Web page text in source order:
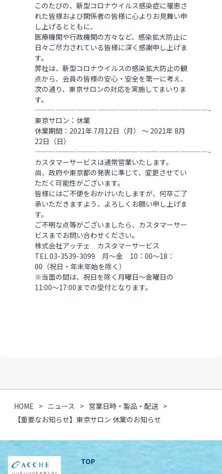
このたびの、新型コロナウイルス感染症に罹患さ
れた皆様および関係者の皆様に心よりお見舞い申
し上げるとともに、
医療機関や行政機関の方々など、感染拡大防止に
日々ご尽力されている皆様に深く感謝申し上げま
す。
弊社は、新型コロナウイルスの感染拡大防止の観
点から、会員の皆様の安心・安全を第一に考え、
次の通り、東京サロンの対応を実施してまいりま
す。
—————————————————————————-
東京サロン：休業
休業期間：2021年 7月12日（月） ～ 2021年 8月
22日（日）
—————————————————————————-
カスタマーサービスは通常営業いたします。
尚、政府や東京都の発表に準じて、変更させてい
ただく可能性がございます。
皆様にはご不便をおかけいたしますが、何卒ご了
承いただきますよう、よろしくお願い申し上げま
す。
ご不明な点等がございましたら、カスタマーサー
ビスまでお問い合わせください。
株式会社アッチェ カスタマーサービス
TEL 03-3539-3099 月～金 10：00～18：
00（祝日・年末年始を除く）
※当面の間は、祝日を除く月曜日～金曜日の
11:00～17:00までの受付となります。
HOME ニュース
営業日時・製品・配送
【重要なお知らせ】東京サロン 休業のお知らせ
TOP